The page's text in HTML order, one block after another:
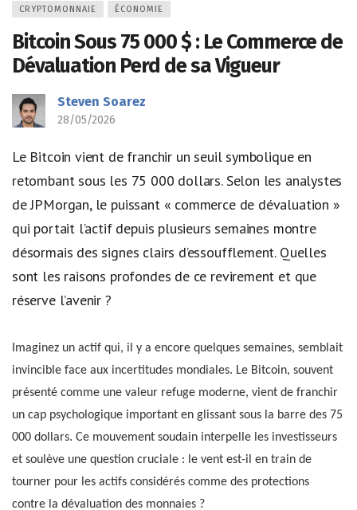
CRYPTOMONNAIE ÉCONOMIE
Bitcoin Sous 75 000 $ : Le Commerce de
Dévaluation Perd de sa Vigueur
Steven Soarez
28/05/2026
Le Bitcoin vient de franchir un seuil symbolique en
retombant sous les 75 000 dollars. Selon les analystes
de JPMorgan, le puissant « commerce de dévaluation »
qui portait l’actif depuis plusieurs semaines montre
désormais des signes clairs d’essoufflement. Quelles
sont les raisons profondes de ce revirement et que
réserve l’avenir ?
Imaginez un actif qui, il y a encore quelques semaines, semblait
invincible face aux incertitudes mondiales. Le Bitcoin, souvent
présenté comme une valeur refuge moderne, vient de franchir
un cap psychologique important en glissant sous la barre des 75
000 dollars. Ce mouvement soudain interpelle les investisseurs
et soulève une question cruciale : le vent est-il en train de
tourner pour les actifs considérés comme des protections
contre la dévaluation des monnaies ?